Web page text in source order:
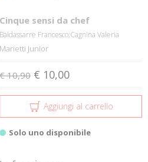
Cinque sensi da chef
Baldassarre Francesco;Cagnina Valeria
Marietti Junior
€ 10,90 € 10,00
Aggiungi al carrello
Solo uno disponibile